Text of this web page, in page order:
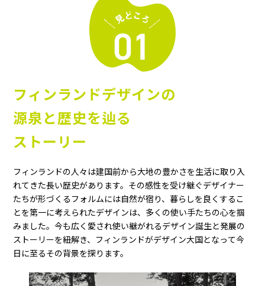
フィンランドデザインの
源泉と歴史を辿る
ストーリー
フィンランドの人々は建国前から大地の豊かさを生活に取り入
れてきた長い歴史があります。その感性を受け継ぐデザイナー
たちが形づくるフォルムには自然が宿り、暮らしを良くするこ
とを第一に考えられたデザインは、多くの使い手たちの心を掴
みました。今も広く愛され使い継がれるデザイン誕生と発展の
ストーリーを紐解き、フィンランドがデザイン大国となって今
日に至るその背景を探ります。